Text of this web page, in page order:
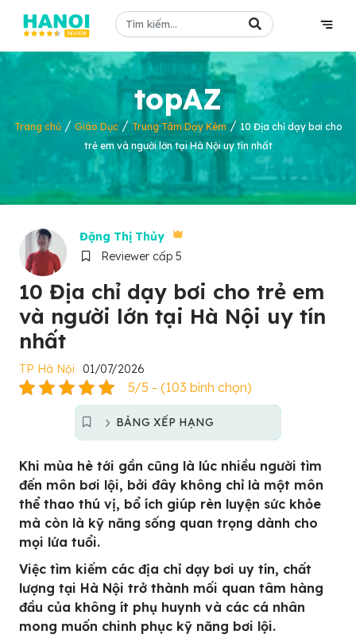
topAZ
Trang chủ/ Giáo Dục/Trung Tâm Dạy Kèm/ 10 Địa chỉ dạy bơi cho
trẻ em và người lớn tại Hà Nội uy tín nhất
Đặng Thị Thủy
Reviewer cấp 5
10 Địa chỉ dạy bơi cho trẻ em
và người lớn tại Hà Nội uy tín
nhất
TP Hà Nội 01/07/2026
5/5 - (103 bình chọn)
BẢNG XẾP HẠNG
Khi mùa hè tới gần cũng là lúc nhiều người tìm
đến môn bơi lội, bởi đây không chỉ là một môn
thể thao thú vị, bổ ích giúp rèn luyện sức khỏe
mà còn là kỹ năng sống quan trọng dành cho
mọi lứa tuổi.
Việc tìm kiếm các địa chỉ dạy bơi uy tín, chất
lượng tại Hà Nội trở thành mối quan tâm hàng
đầu của không ít phụ huynh và các cá nhân
mong muốn chinh phục kỹ năng bơi lội.